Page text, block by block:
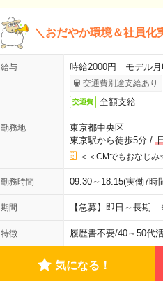
＼おだやか環境＆社員化
給与 時給2000円 モデル月
交通費別途支給あり
交通費 全額支給
勤務地
東京都中央区
東京駅から徒歩5分/
＜＜CMでもおなじ
勤務時間 09:30～18:15(実働7
期間 【急募】即日～長期
特徴 履歴書不要/40～50代
気になる！